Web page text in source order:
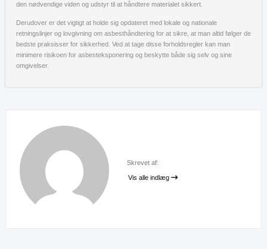
den nødvendige viden og udstyr til at håndtere materialet sikkert.
Derudover er det vigtigt at holde sig opdateret med lokale og nationale
retningslinjer og lovgivning om asbesthåndtering for at sikre, at man altid følger de
bedste praksisser for sikkerhed. Ved at tage disse forholdsregler kan man
minimere risikoen for asbesteksponering og beskytte både sig selv og sine
omgivelser.
Skrevet af:
Vis alle indlæg